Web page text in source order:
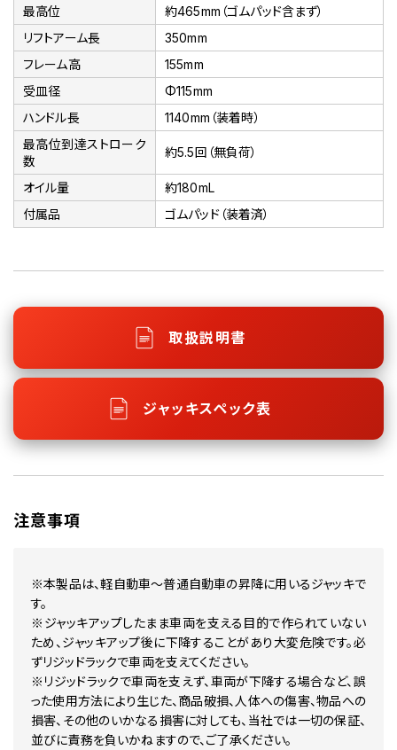
最高位
約465mm（ゴムパッド含まず）
リフトアーム長
350mm
フレーム高
155mm
受皿径
Φ115mm
ハンドル長
1140mm（装着時）
最高位到達ストローク
数
約5.5回（無負荷）
オイル量
約180mL
付属品
ゴムパッド（装着済）
取扱説明書
ジャッキスペック表
注意事項
※本製品は、軽自動車～普通自動車の昇降に用いるジャッキで
す。
※ジャッキアップしたまま車両を支える目的で作られていない
ため、ジャッキアップ後に下降することがあり大変危険です。必
ずリジッドラックで車両を支えてください。
※リジッドラックで車両を支えず、車両が下降する場合など、誤
った使用方法により生じた、商品破損、人体への傷害、物品への
損害、その他のいかなる損害に対しても、当社では一切の保証、
並びに責務を負いかねますので、ご了承ください。